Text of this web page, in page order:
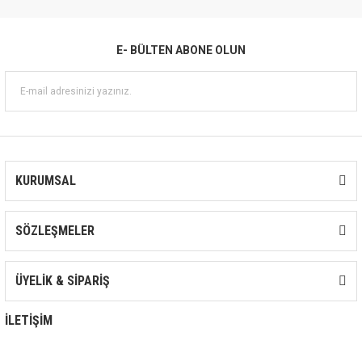
kullanılmaktadırlar.
E- BÜLTEN ABONE OLUN
KURUMSAL
SÖZLEŞMELER
ÜYELİK & SİPARİŞ
İLETİŞİM